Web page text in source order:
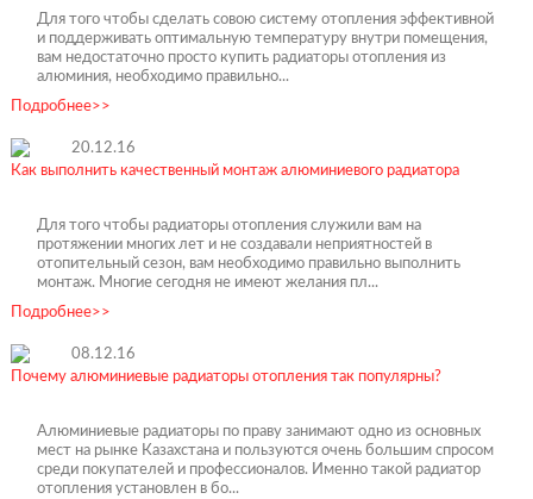
Для того чтобы сделать совою систему отопления эффективной
и поддерживать оптимальную температуру внутри помещения,
вам недостаточно просто купить радиаторы отопления из
алюминия, необходимо правильно...
Подробнее>>
20.12.16
Как выполнить качественный монтаж алюминиевого радиатора
Для того чтобы радиаторы отопления служили вам на
протяжении многих лет и не создавали неприятностей в
отопительный сезон, вам необходимо правильно выполнить
монтаж. Многие сегодня не имеют желания пл...
Подробнее>>
08.12.16
Почему алюминиевые радиаторы отопления так популярны?
Алюминиевые радиаторы по праву занимают одно из основных
мест на рынке Казахстана и пользуются очень большим спросом
среди покупателей и профессионалов. Именно такой радиатор
отопления установлен в бо...